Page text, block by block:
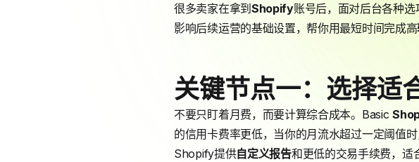
很多卖家在拿到 Shopify账号后，面对后台各种
影响后续运营的基础设置，帮你用最短时间完成高
关键节点一：选择适
不要只盯着月费，而要计算综合成本。Basic
的信用卡费率更低，当你的月流水超过一定阈值
Shopify提供自定义报告和更低的交易手续费，适